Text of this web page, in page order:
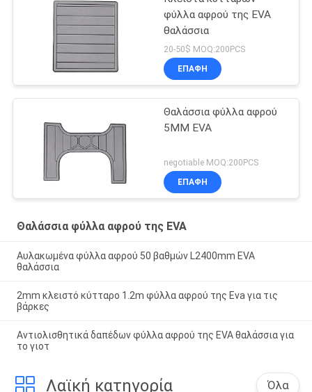
φύλλα αφρού της EVA
θαλάσσια
20-50$ MOQ:200PCS
ΕΠΑΦΉ
Θαλάσσια φύλλα αφρού
5MM EVA
negotiable MOQ:200PCS
ΕΠΑΦΉ
Θαλάσσια φύλλα αφρού της EVA
Αυλακωμένα φύλλα αφρού 50 βαθμών L2400mm EVA
θαλάσσια
2mm κλειστό κύτταρο 1.2m φύλλα αφρού της Eva για τις
βάρκες
Αντιολισθητικά δαπέδων φύλλα αφρού της EVA θαλάσσια για
το γιοτ
Λαϊκή κατηγορία Όλα